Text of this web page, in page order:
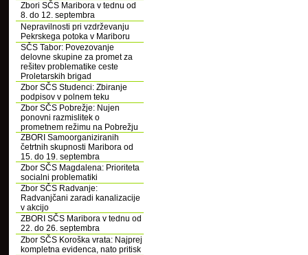
Zbori SČS Maribora v tednu od
8. do 12. septembra
Nepravilnosti pri vzdrževanju
Pekrskega potoka v Mariboru
SČS Tabor: Povezovanje
delovne skupine za promet za
rešitev problematike ceste
Proletarskih brigad
Zbor SČS Studenci: Zbiranje
podpisov v polnem teku
Zbor SČS Pobrežje: Nujen
ponovni razmislitek o
prometnem režimu na Pobrežju
ZBORI Samoorganiziranih
četrtnih skupnosti Maribora od
15. do 19. septembra
Zbor SČS Magdalena: Prioriteta
socialni problematiki
Zbor SČS Radvanje:
Radvanjčani zaradi kanalizacije
v akcijo
ZBORI SČS Maribora v tednu od
22. do 26. septembra
Zbor SČS Koroška vrata: Najprej
kompletna evidenca, nato pritisk